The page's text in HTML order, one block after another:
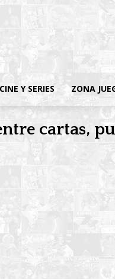
CINE Y SERIES ZONA
cartas,